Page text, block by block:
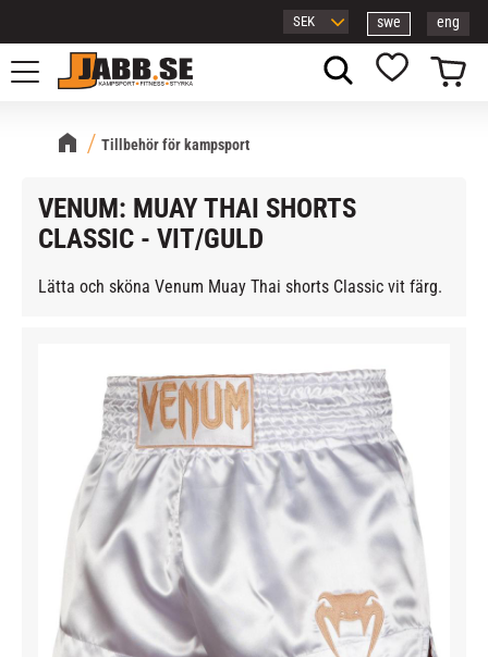
Meny
swe eng
Favoriter
Kundvagn
Tillbehör för kampsport
VENUM: MUAY THAI SHORTS
CLASSIC - VIT/GULD
Lätta och sköna Venum Muay Thai shorts Classic vit färg.